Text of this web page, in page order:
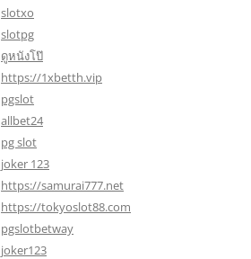
slotxo
slotpg
ดูหนังโป๊
https://1xbetth.vip
pgslot
allbet24
pg slot
joker 123
https://samurai777.net
https://tokyoslot88.com
pgslotbetway
joker123